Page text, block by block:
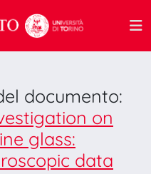
documento:
on
glass:
data